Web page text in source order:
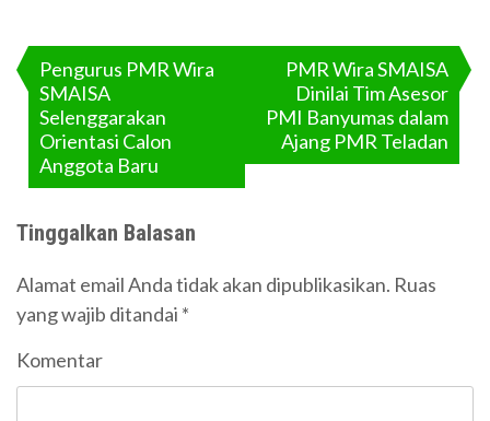
posPengurus PMR Wira
SMAISA
Selenggarakan
Orientasi Calon
Anggota Baru
PMR Wira SMAISA
Dinilai Tim Asesor
PMI Banyumas dalam
Ajang PMR Teladan
Tinggalkan Balasan
Alamat email Anda tidak akan dipublikasikan. Ruas
yang wajib ditandai *
Komentar